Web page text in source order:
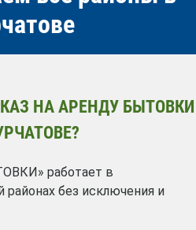
НА АРЕНДУ БЫТОВКИ
работает в
районах без исключения и